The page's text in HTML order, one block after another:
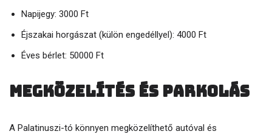
Napijegy: 3000 Ft
Éjszakai horgászat (külön engedéllyel): 4000 Ft
Éves bérlet: 50000 Ft
Megközelítés és parkolás
A Palatinuszi-tó könnyen megközelíthető autóval és